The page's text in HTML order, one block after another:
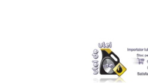
► Detailing si cosmetica